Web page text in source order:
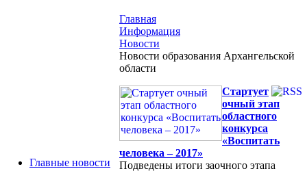
Главные новости
Главная
Информация
Новости
Новости образования Архангельской
области
Cтартует
очный этап
областного
конкурса
«Воспитать
человека – 2017»
Подведены итоги заочного этапа